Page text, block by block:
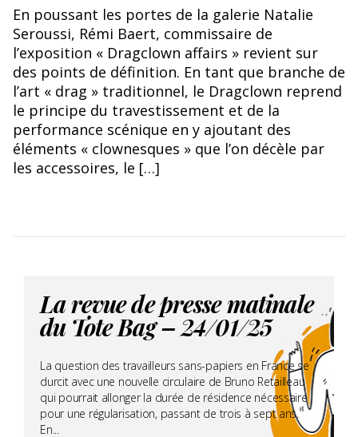
Vue de l’exposition « Dragclown affairs », Galerie Natalie
Seroussi, 34 rue de Seine, 75006
En poussant les portes de la galerie Natalie
Seroussi, Rémi Baert, commissaire de
l’exposition « Dragclown affairs » revient sur
des points de définition. En tant que branche de
l’art « drag » traditionnel, le Dragclown reprend
le principe du travestissement et de la
performance scénique en y ajoutant des
éléments « clownesques » que l’on décèle par
les accessoires, le […]
La revue de presse matinale
du Tote Bag – 24/01/25
La question des travailleurs sans-papiers en France se
durcit avec une nouvelle circulaire de Bruno Retailleau
qui pourrait allonger la durée de résidence nécessaire
pour une régularisation, passant de trois à sept ans.
En...